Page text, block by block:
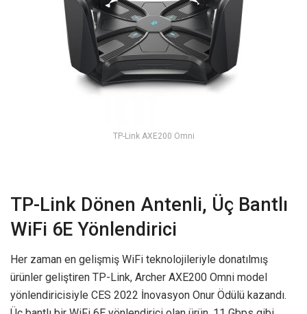
TP-Link AXE200 Omni
TP-Link Dönen Antenli, Üç Bantlı
WiFi 6E Yönlendirici
Her zaman en gelişmiş WiFi teknolojileriyle donatılmış
ürünler geliştiren TP-Link, Archer AXE200 Omni model
yönlendiricisiyle CES 2022 İnovasyon Onur Ödülü kazandı.